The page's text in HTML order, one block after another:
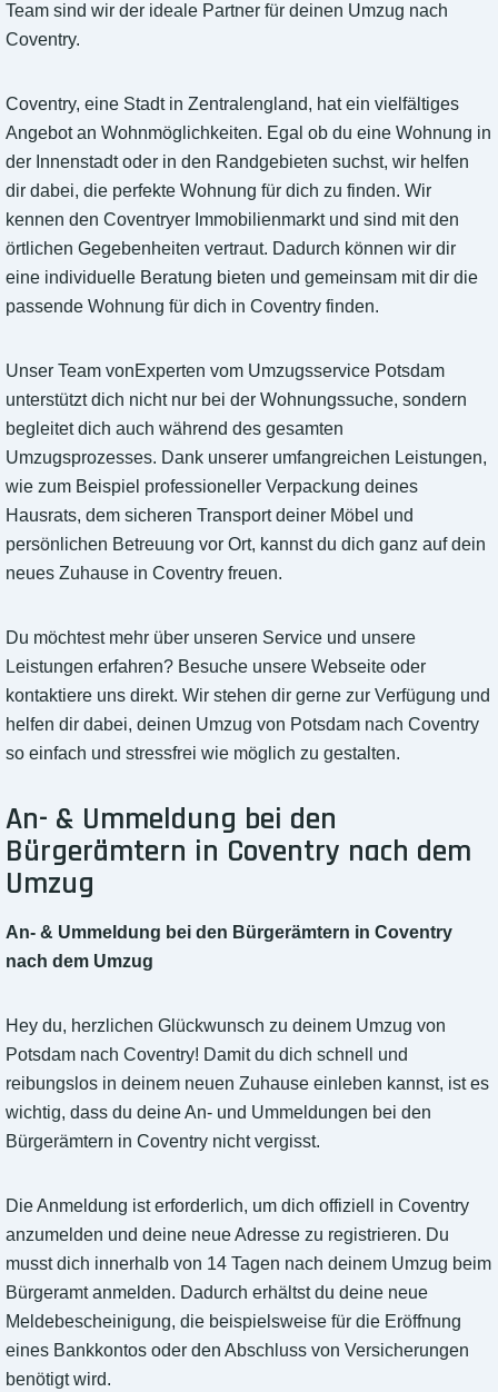
Team sind wir der ideale Partner für deinen Umzug nach
Coventry.
Coventry, eine Stadt in Zentralengland, hat ein vielfältiges
Angebot an Wohnmöglichkeiten. Egal ob du eine Wohnung in
der Innenstadt oder in den Randgebieten suchst, wir helfen
dir dabei, die perfekte Wohnung für dich zu finden. Wir
kennen den Coventryer Immobilienmarkt und sind mit den
örtlichen Gegebenheiten vertraut. Dadurch können wir dir
eine individuelle Beratung bieten und gemeinsam mit dir die
passende Wohnung für dich in Coventry finden.
Unser Team vonExperten vom Umzugsservice Potsdam
unterstützt dich nicht nur bei der Wohnungssuche, sondern
begleitet dich auch während des gesamten
Umzugsprozesses. Dank unserer umfangreichen Leistungen,
wie zum Beispiel professioneller Verpackung deines
Hausrats, dem sicheren Transport deiner Möbel und
persönlichen Betreuung vor Ort, kannst du dich ganz auf dein
neues Zuhause in Coventry freuen.
Du möchtest mehr über unseren Service und unsere
Leistungen erfahren? Besuche unsere Webseite oder
kontaktiere uns direkt. Wir stehen dir gerne zur Verfügung und
helfen dir dabei, deinen Umzug von Potsdam nach Coventry
so einfach und stressfrei wie möglich zu gestalten.
An- & Ummeldung bei den
Bürgerämtern in Coventry nach dem
Umzug
An- & Ummeldung bei den Bürgerämtern in Coventry
nach dem Umzug
Hey du, herzlichen Glückwunsch zu deinem Umzug von
Potsdam nach Coventry! Damit du dich schnell und
reibungslos in deinem neuen Zuhause einleben kannst, ist es
wichtig, dass du deine An- und Ummeldungen bei den
Bürgerämtern in Coventry nicht vergisst.
Die Anmeldung ist erforderlich, um dich offiziell in Coventry
anzumelden und deine neue Adresse zu registrieren. Du
musst dich innerhalb von 14 Tagen nach deinem Umzug beim
Bürgeramt anmelden. Dadurch erhältst du deine neue
Meldebescheinigung, die beispielsweise für die Eröffnung
eines Bankkontos oder den Abschluss von Versicherungen
benötigt wird.